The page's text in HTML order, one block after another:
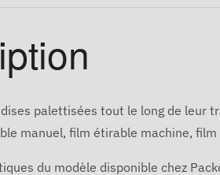
palettisées tout le long de leur
manuel, film étirable machine,
du modèle disponible chez